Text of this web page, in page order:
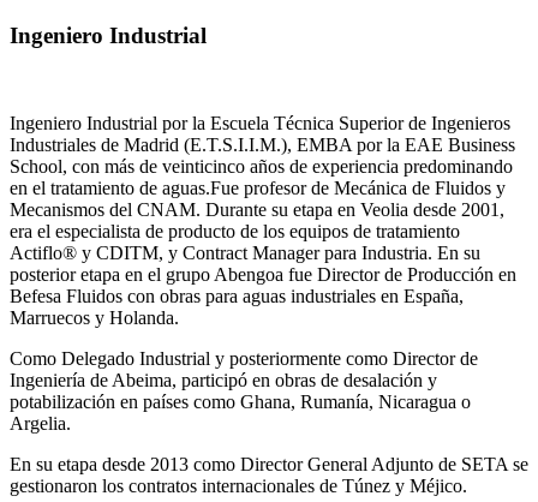
Ingeniero Industrial
Ingeniero Industrial por la Escuela Técnica Superior de Ingenieros
Industriales de Madrid (E.T.S.I.I.M.), EMBA por la EAE Business
School, con más de veinticinco años de experiencia predominando
en el tratamiento de aguas.Fue profesor de Mecánica de Fluidos y
Mecanismos del CNAM. Durante su etapa en Veolia desde 2001,
era el especialista de producto de los equipos de tratamiento
Actiflo® y CDITM, y Contract Manager para Industria. En su
posterior etapa en el grupo Abengoa fue Director de Producción en
Befesa Fluidos con obras para aguas industriales en España,
Marruecos y Holanda.
Como Delegado Industrial y posteriormente como Director de
Ingeniería de Abeima, participó en obras de desalación y
potabilización en países como Ghana, Rumanía, Nicaragua o
Argelia.
En su etapa desde 2013 como Director General Adjunto de SETA se
gestionaron los contratos internacionales de Túnez y Méjico.